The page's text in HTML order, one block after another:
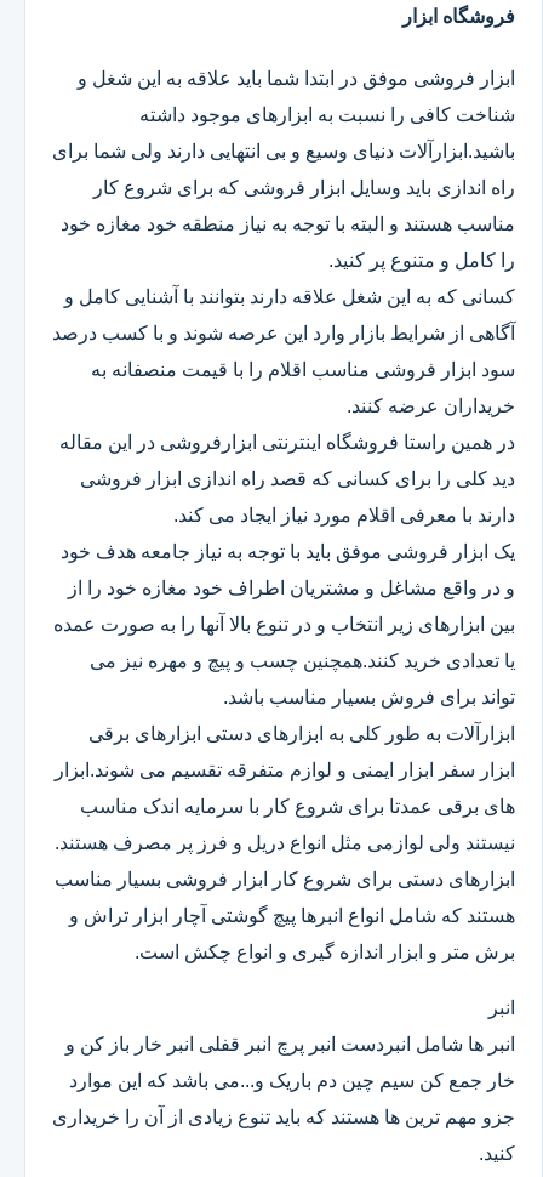
فروشگاه ابزار
ابزار فروشی موفق در ابتدا شما باید علاقه به این شغل و
شناخت کافی را نسبت به ابزارهای موجود داشته
باشید.ابزارآلات دنیای وسیع و بی انتهایی دارند ولی شما برای
راه اندازی باید وسایل ابزار فروشی که برای شروع کار
مناسب هستند و البته با توجه به نیاز منطقه خود مغازه خود
را کامل و متنوع پر کنید.
کسانی که به این شغل علاقه دارند بتوانند با آشنایی کامل و
آگاهی از شرایط بازار وارد این عرصه شوند و با کسب درصد
سود ابزار فروشی مناسب اقلام را با قیمت منصفانه به
خریداران عرضه کنند.
در همین راستا فروشگاه اینترنتی ابزارفروشی در این مقاله
دید کلی را برای کسانی که قصد راه اندازی ابزار فروشی
دارند با معرفی اقلام مورد نیاز ایجاد می کند.
یک ابزار فروشی موفق باید با توجه به نیاز جامعه هدف خود
و در واقع مشاغل و مشتریان اطراف خود مغازه خود را از
بین ابزارهای زیر انتخاب و در تنوع بالا آنها را به صورت عمده
یا تعدادی خرید کنند.همچنین چسب و پیچ و مهره نیز می
تواند برای فروش بسیار مناسب باشد.
ابزارآلات به طور کلی به ابزارهای دستی ابزارهای برقی
ابزار سفر ابزار ایمنی و لوازم متفرقه تقسیم می شوند.ابزار
های برقی عمدتا برای شروع کار با سرمایه اندک مناسب
نیستند ولی لوازمی مثل انواع دریل و فرز پر مصرف هستند.
ابزارهای دستی برای شروع کار ابزار فروشی بسیار مناسب
هستند که شامل انواع انبرها پیچ گوشتی آچار ابزار تراش و
برش متر و ابزار اندازه گیری و انواع چکش است.
انبر
انبر ها شامل انبردست انبر پرچ انبر قفلی انبر خار باز کن و
خار جمع کن سیم چین دم باریک و...می باشد که این موارد
جزو مهم ترین ها هستند که باید تنوع زیادی از آن را خریداری
کنید.